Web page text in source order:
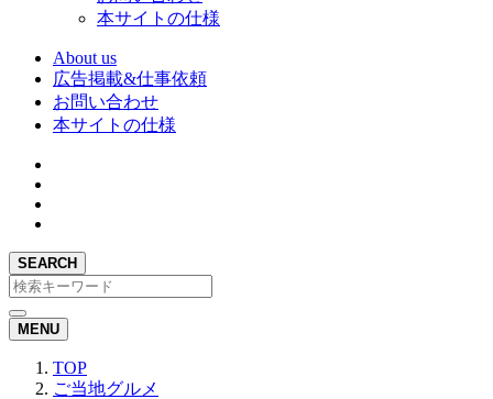
本サイトの仕様
About us
広告掲載&仕事依頼
お問い合わせ
本サイトの仕様
SEARCH
MENU
TOP
ご当地グルメ